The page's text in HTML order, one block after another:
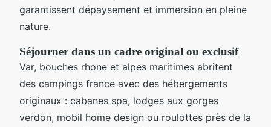
garantissent dépaysement et immersion en pleine
nature.
Séjourner dans un cadre original ou exclusif
Var, bouches rhone et alpes maritimes abritent
des campings france avec des hébergements
originaux : cabanes spa, lodges aux gorges
verdon, mobil home design ou roulottes près de la